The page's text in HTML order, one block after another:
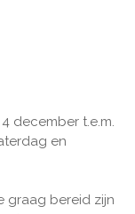
december t.e.m.
en
graag bereid zijn